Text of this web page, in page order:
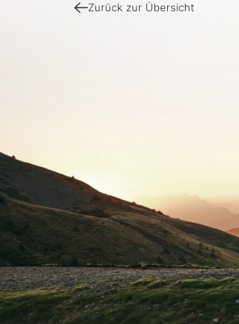
Zurück zur Übersicht